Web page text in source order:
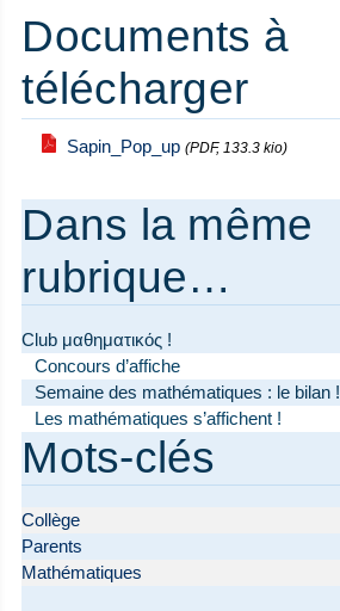
Documents à
télécharger
Sapin_Pop_up (PDF, 133.3 kio)
Dans la même
rubrique…
Club μαθηματικός !
Concours d’affiche
Semaine des mathématiques : le bilan !
Les mathématiques s’affichent !
Mots-clés
Collège
Parents
Mathématiques